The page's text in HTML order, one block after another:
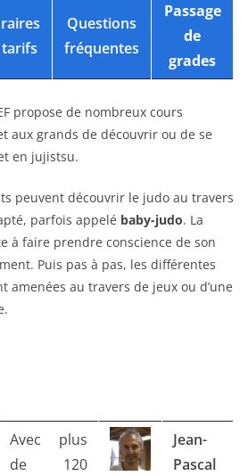
Questions
fréquentes
Passage
de
grades
propose de nombreux cours
aux grands de découvrir ou de se
en jujistsu.
peuvent découvrir le judo au travers
parfois appelé baby-judo. La
à faire prendre conscience de son
Puis pas à pas, les différentes
amenées au travers de jeux ou d’une
Avec plus
de 120
Jean-
Pascal